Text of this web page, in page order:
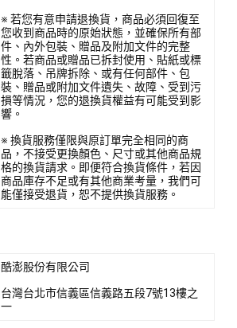
※ 若您有意申請退換貨，商品必須回復至
您收到商品時的原始狀態，並確保所有部
件、內外包裝、贈品及附加文件的完整
性。若商品或贈品已拆封使用、貼紙或標
籤脫落、吊牌拆除、或有任何部件、包
裝、贈品或附加文件遺失、故障、受到污
損等情況，您的退換貨權益有可能受到影
響。
※ 換貨服務僅限與原訂單完全相同的商
品，不接受更換顏色、尺寸或其他商品規
格的換貨請求。即便符合換貨條件，若因
商品庫存不足或有其他商業考量，我們可
能僅接受退貨，恕不提供換貨服務。
酷澎股份有限公司
台灣台北市信義區信義路五段7號13樓之
一